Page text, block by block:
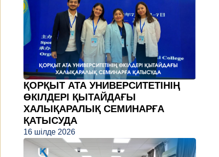
ҚОРҚЫТ АТА УНИВЕРСИТЕТІНІҢ
ӨКІЛДЕРІ ҚЫТАЙДАҒЫ
ХАЛЫҚАРАЛЫҚ СЕМИНАРҒА
ҚАТЫСУДА
16 шілде 2026